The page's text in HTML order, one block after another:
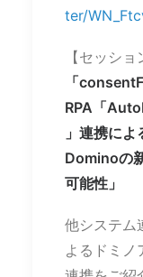
ter/
【セッショ
「
RPA「
」連携によ
Dominoの
可能性」
他システム
よるドミ